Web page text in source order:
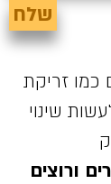
זריקת
שינוי
ורוצים
שלח